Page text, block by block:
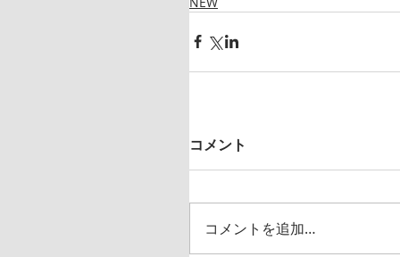
コメント
コメントを追加…